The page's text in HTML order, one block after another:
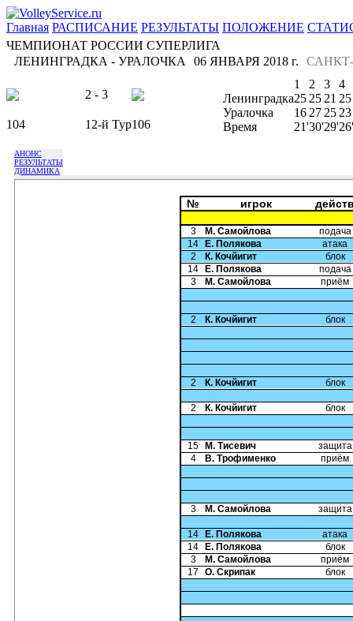
Главная РАСПИСАНИЕ РЕЗУЛЬТАТЫ ПОЛОЖЕНИЕ
ЧЕМПИОНАТ РОССИИ СУПЕРЛИГА
ЛЕНИНГРАДКА - УРАЛОЧКА
06 ЯНВАРЯ 2018 г.
2 - 3
104 12-й Тур106
1 2 3
4
Ленинградка25 25 21 25
Уралочка
16 27 25 23
Время
21'30'29'26'
АНОНС
РЕЗУЛЬТАТЫ
ДИНАМИКА
№ игрок
3 М. Самойлова
подача
14
Е. Полякова
атака
2
К. Кочйигит
блок
14
Е. Полякова
подача
3
М. Самойлова приём
2 К. Кочйигит блок
2 К. Кочйигит блок
2 К. Кочйигит блок
15 М. Тисевич
защита
4
В. Трофименко приём
3 М. Самойлова защита
14 Е. Полякова
атака
14
Е. Полякова
блок
3
М. Самойлова
приём
17
О. Скрипак блок